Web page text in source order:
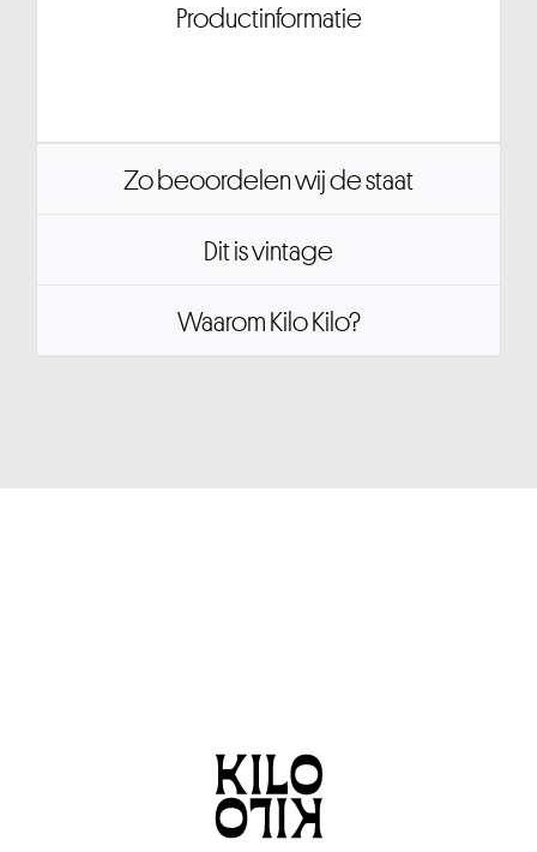
Productinformatie
Zo beoordelen wij de staat
Dit is vintage
Waarom Kilo Kilo?